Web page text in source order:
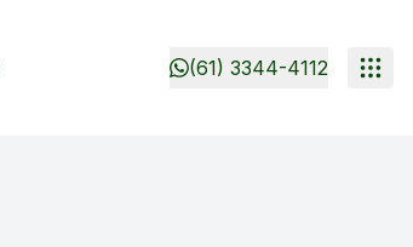
(61) 3344-4112